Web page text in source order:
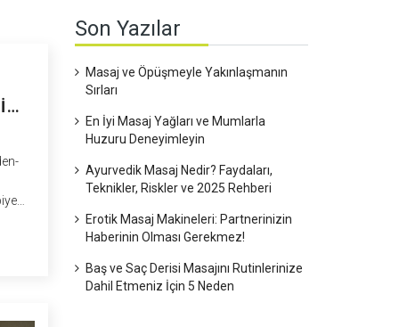
Son Yazılar
Masaj ve Öpüşmeyle Yakınlaşmanın
Sırları
En İyi Masaj Yağları ve Mumlarla
Huzuru Deneyimleyin
Ayurvedik Masaj Nedir? Faydaları,
Teknikler, Riskler ve 2025 Rehberi
Erotik Masaj Makineleri: Partnerinizin
Haberinin Olması Gerekmez!
Baş ve Saç Derisi Masajını Rutinlerinize
Dahil Etmeniz İçin 5 Neden